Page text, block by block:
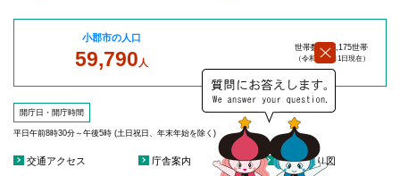
小郡市の人口
59,790人
世帯数：27,175世帯
（令和8年8月1日現在）
開庁日・開庁時間
平日午前8時30分～午後5時 (土日祝日、年末年始を除く)
交通アクセス 庁舎案内 庁舎見取り図